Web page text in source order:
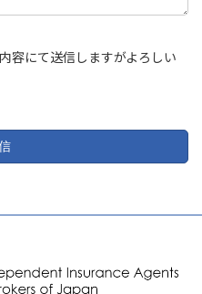
容にて送信しますがよろしい